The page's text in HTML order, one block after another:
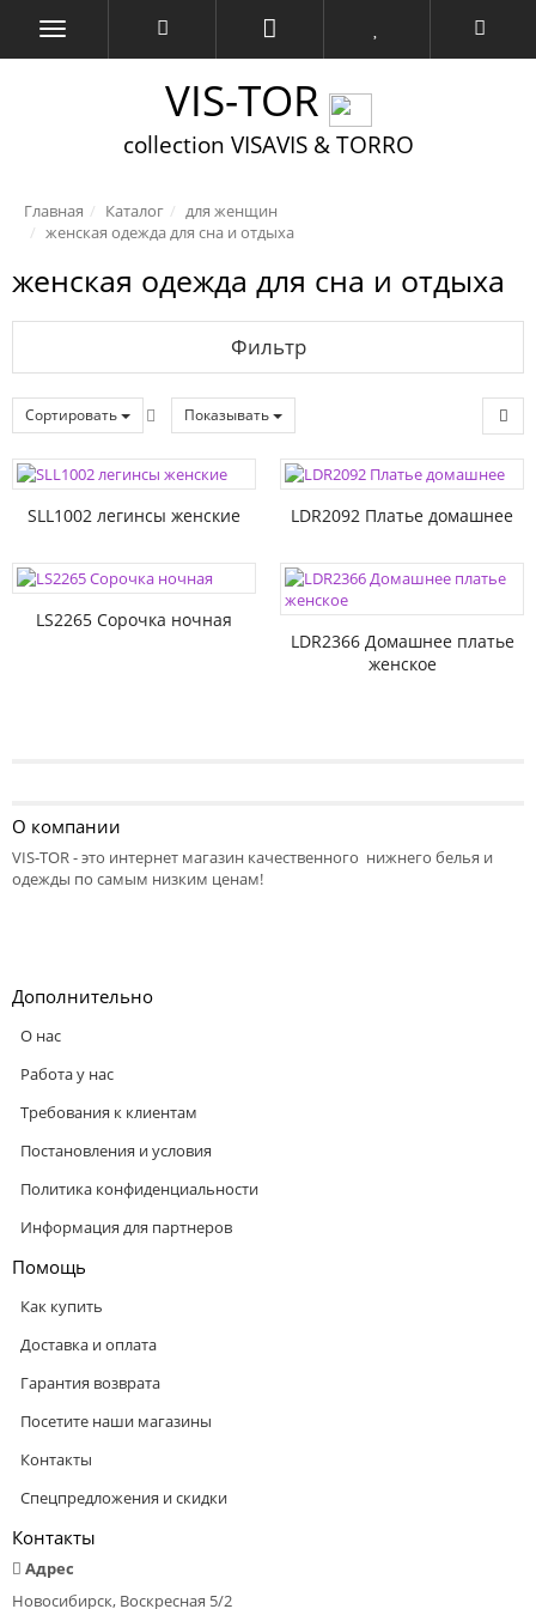
VIS-TOR
collection VISAVIS & TORRO
Главная Каталог
для женщин
женская одежда для сна и отдыха
женская одежда для сна и отдыха
Фильтр
Сортировать Показывать
SLL1002 легинсы женские LDR2092 Платье домашнее
LS2265 Сорочка ночная
LDR2366 Домашнее платье
женское
О компании
VIS-TOR - это интернет магазин качественного нижнего белья и
одежды по самым низким ценам!
Дополнительно
О нас
Работа у нас
Требования к клиентам
Постановления и условия
Политика конфиденциальности
Информация для партнеров
Помощь
Как купить
Доставка и оплата
Гарантия возврата
Посетите наши магазины
Контакты
Спецпредложения и скидки
Контакты
Адрес
Новосибирск, Воскресная 5/2